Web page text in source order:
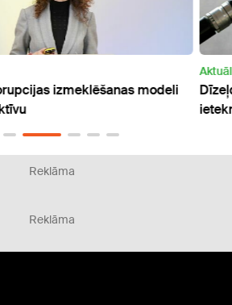
izmeklēšanas modeli
Reklāma
Reklāma